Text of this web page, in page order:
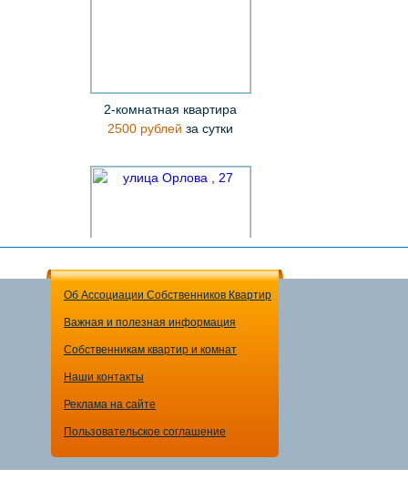
2-комнатная квартира
2500 рублей за сутки
Об Ассоциации Собственников Квартир
Важная и полезная информация
Собственникам квартир и комнат
Наши контакты
Реклама на сайте
Пользовательское соглашение